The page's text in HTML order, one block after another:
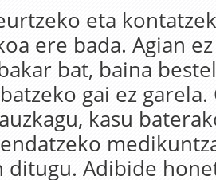
eta
ere bada. Agian
bat, baina
gai ez
kasu
ditugu. Adibide